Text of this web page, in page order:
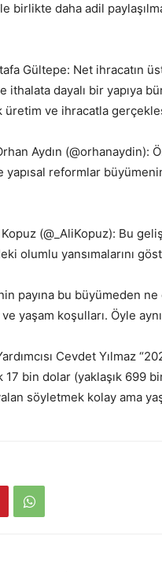
birlikte daha adil
Gültepe: Net ihracatın
dayalı bir yapıya
üretim ve ihracatla
Aydın
yapısal reformlar
Kopuz (@_AliKopuz): Bu
olumlu yansımalarını
payına bu büyümeden
yaşam koşulları. Öyle
Cevdet Yılmaz
17 bin dolar (yaklaşık 699
söyletmek kolay ama